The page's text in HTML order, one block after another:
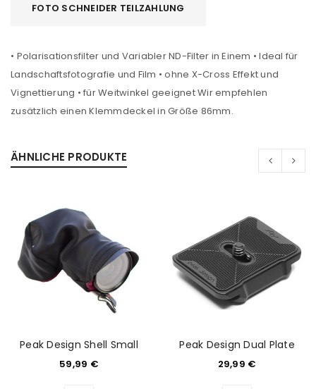
FOTO SCHNEIDER TEILZAHLUNG
• Polarisationsfilter und Variabler ND-Filter in Einem • Ideal für
Landschaftsfotografie und Film • ohne X-Cross Effekt und
Vignettierung • für Weitwinkel geeignet Wir empfehlen
zusätzlich einen Klemmdeckel in Größe 86mm.
ÄHNLICHE PRODUKTE
Peak Design Shell Small
59,99 €
Peak Design Dual Plate
29,99 €